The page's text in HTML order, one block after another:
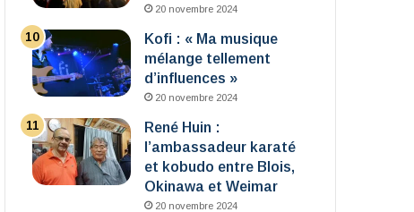
20 novembre 2024
Kofi : « Ma musique
mélange tellement
d’influences »
20 novembre 2024
René Huin :
l’ambassadeur karaté
et kobudo entre Blois,
Okinawa et Weimar
20 novembre 2024